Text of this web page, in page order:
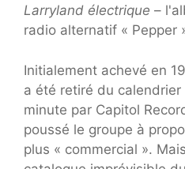
Larryland électrique –
radio alternatif « Pepper
Initialement achevé en
a été retiré du
minute par Capitol
poussé le groupe à
plus « commercial ».